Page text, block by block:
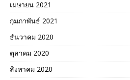
เมษายน 2021
กุมภาพันธ์ 2021
ธันวาคม 2020
ตุลาคม 2020
สิงหาคม 2020